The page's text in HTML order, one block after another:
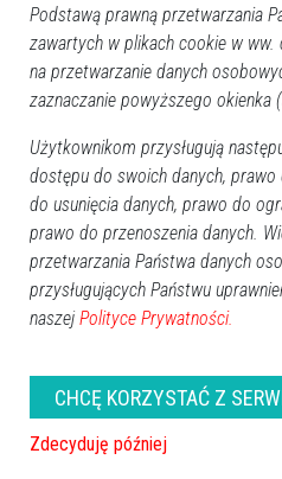
kierowcy na zatłoczonym
parkingu" [WIDEO]
Strażacka interwencja w
Gnatach pod Ostrołęką
Podstawą prawną przetwarzania
zawartych w plikach cookie w
na przetwarzanie danych
zaznaczanie powyższego
Użytkownikom przysługują
dostępu do swoich danych,
do usunięcia danych, prawo do
prawo do przenoszenia danych.
przetwarzania Państwa danych
przysługujących Państwu
naszej Polityce Prywatności.
CHCĘ KORZYSTAĆ Z
Zdecyduję później